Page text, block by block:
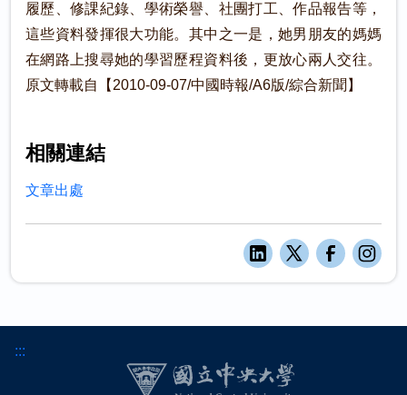
履歷、修課紀錄、學術榮譽、社團打工、作品報告等，
這些資料發揮很大功能。其中之一是，她男朋友的媽媽
在網路上搜尋她的學習歷程資料後，更放心兩人交往。
原文轉載自【2010-09-07/中國時報/A6版/綜合新聞】
相關連結
文章出處
:::